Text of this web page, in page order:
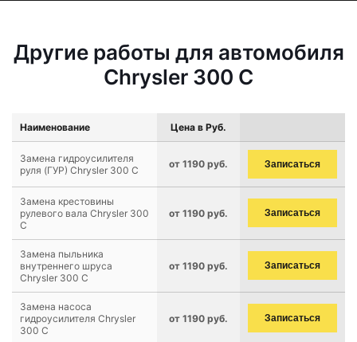
Другие работы для автомобиля
Chrysler 300 C
Наименование Цена в Руб.
Замена гидроусилителя
руля (ГУР) Chrysler 300 C
от 1190 руб. Записаться
Замена крестовины
рулевого вала Chrysler 300
C
от 1190 руб. Записаться
Замена пыльника
внутреннего шруса
Chrysler 300 C
от 1190 руб. Записаться
Замена насоса
гидроусилителя Chrysler
300 C
от 1190 руб. Записаться